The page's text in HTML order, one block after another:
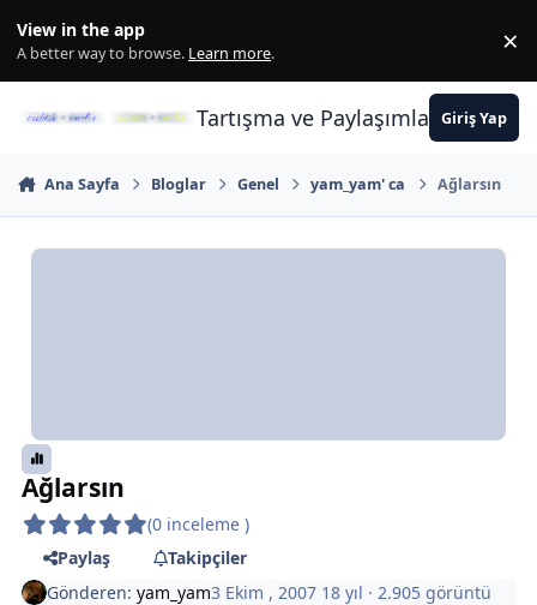
View in the app
A better way to browse. Learn more. ×
Tartışma ve PaylaşımlarınGiriş Yap
Ana Sayfa Bloglar Genel yam_yam' ca Ağlarsın
Ağlarsın
(0 inceleme )
Paylaş
Takipçiler
Gönderen:yam_yam3 Ekim , 2007 18 yıl · 2.905 görüntü